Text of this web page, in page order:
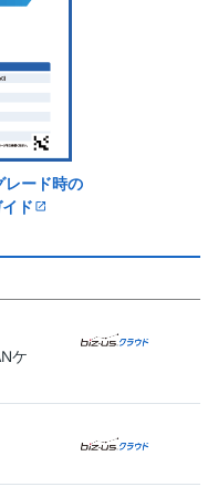
ード時の
ド open_in_new
ケ